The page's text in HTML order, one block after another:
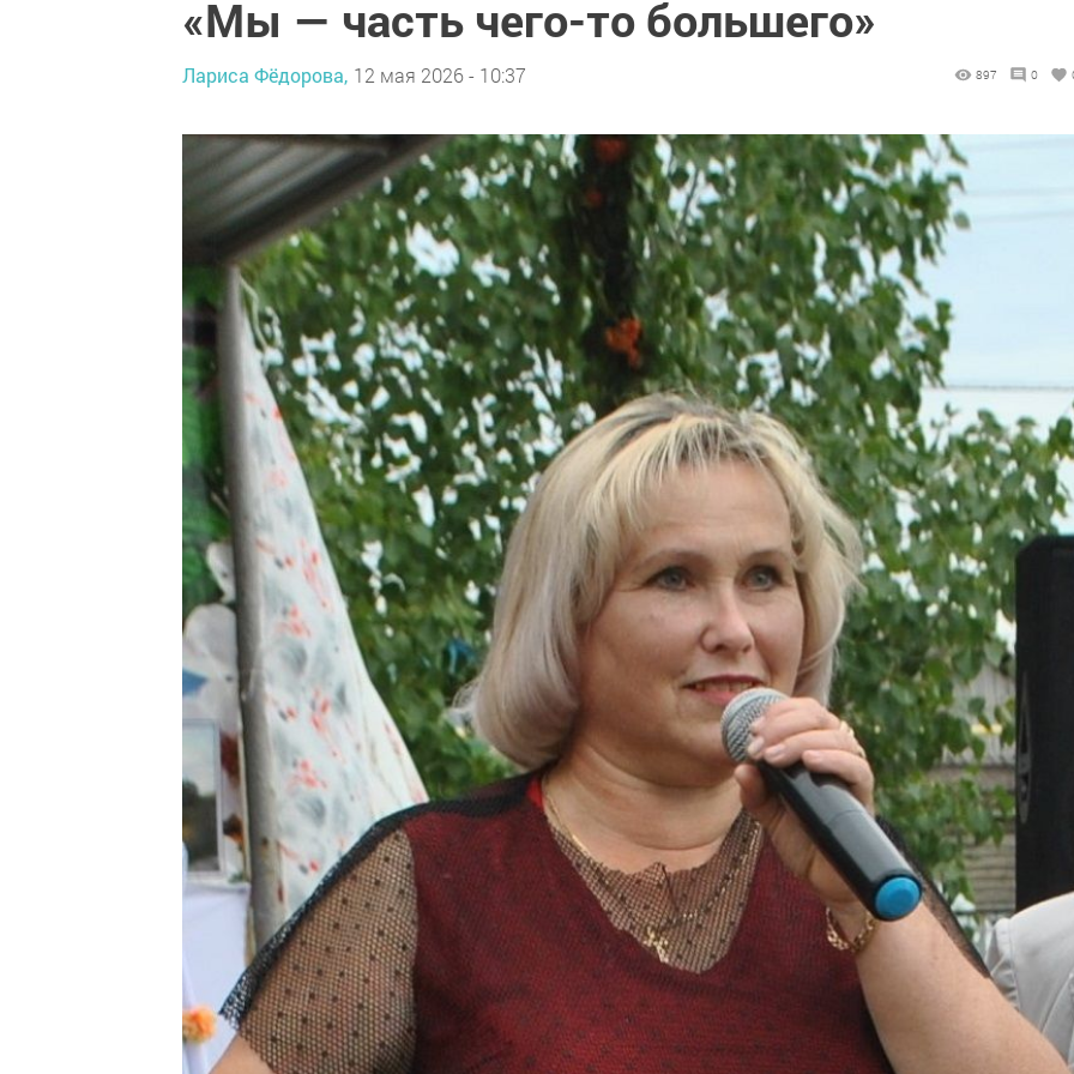
«Мы — часть чего-то большего»
Лариса Фёдорова, 12 мая 2026 - 10:37 897 0